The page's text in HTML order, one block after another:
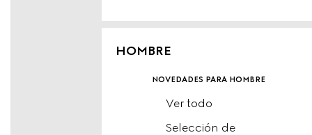
HOMBRE
novedades para hombre
Ver todo
Selección de